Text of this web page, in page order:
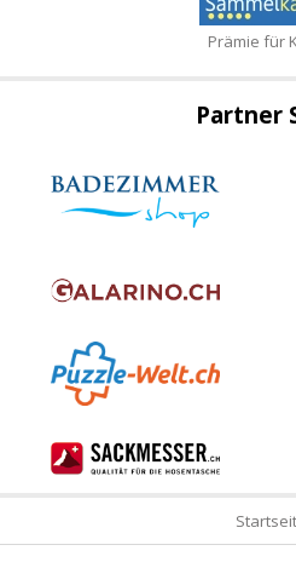
Prämie für
Partner